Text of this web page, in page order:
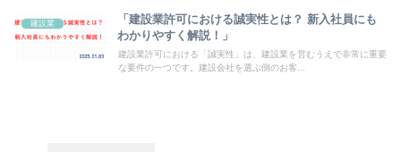
建設業
「建設業許可における誠実性とは？ 新入社員にも
わかりやすく解説！」
建設業許可における「誠実性」は、建設業を営むうえで非常に重要
な要件の一つです。建設会社を選ぶ側のお客...